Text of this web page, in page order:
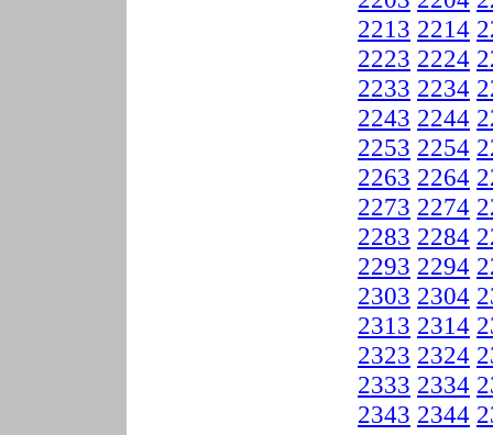
2213 2214
2223 2224
2233 2234
2243 2244
2253 2254
2263 2264
2273 2274
2283 2284
2293 2294
2303 2304
2313 2314
2323 2324
2333 2334
2343 2344